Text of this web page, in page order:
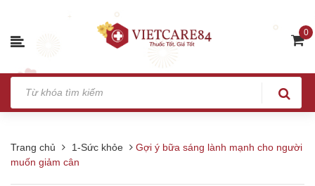
0
Trang chủ 1-Sức khỏe
Gợi ý bữa sáng lành mạnh cho người
muốn giảm cân